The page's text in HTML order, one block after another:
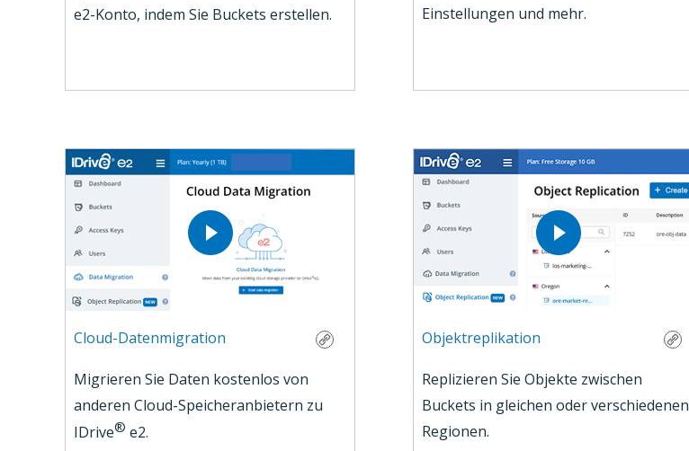
e2-Konto, indem Sie Buckets erstellen.
Einstellungen und mehr.
Cloud-Datenmigration
Migrieren Sie Daten kostenlos von
anderen Cloud-Speicheranbietern zu
IDrive® e2.
Objektreplikation
Replizieren Sie Objekte zwischen
Buckets in gleichen oder verschiedenen
Regionen.